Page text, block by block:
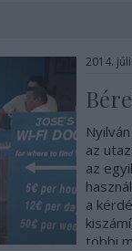
2014.
az
az
a
többi